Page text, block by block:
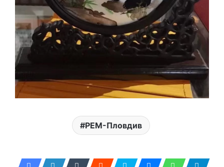
РЕМ-Пловдив